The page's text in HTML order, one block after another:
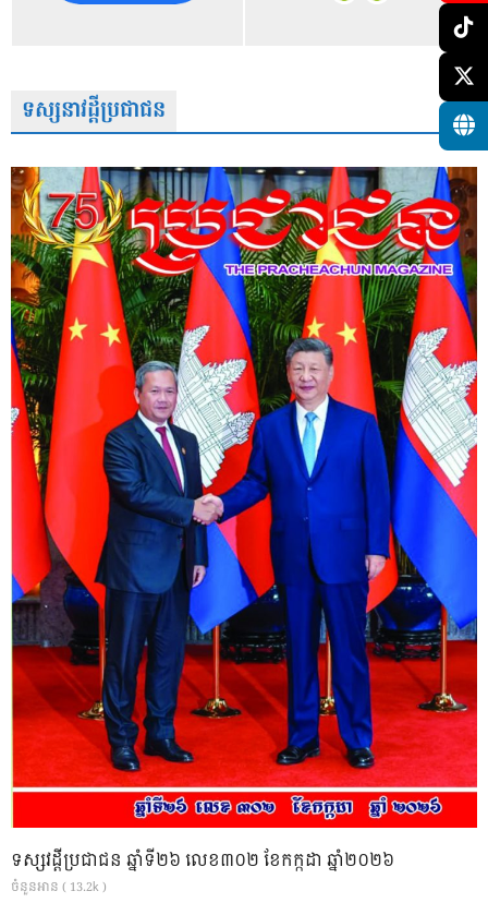
ទស្សនាវដ្តីប្រជាជន
ទស្សវដ្តីប្រជាជន ឆ្នាំទី២៦ លេខ៣០២ ខែកក្កដា ឆ្នាំ២០២៦
ចំនួនអាន ( 13.2k )